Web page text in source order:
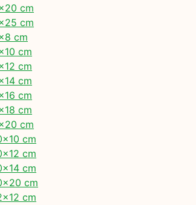
cm
cm
cm
cm
cm
cm
cm
cm
cm
cm
cm
cm
cm
cm